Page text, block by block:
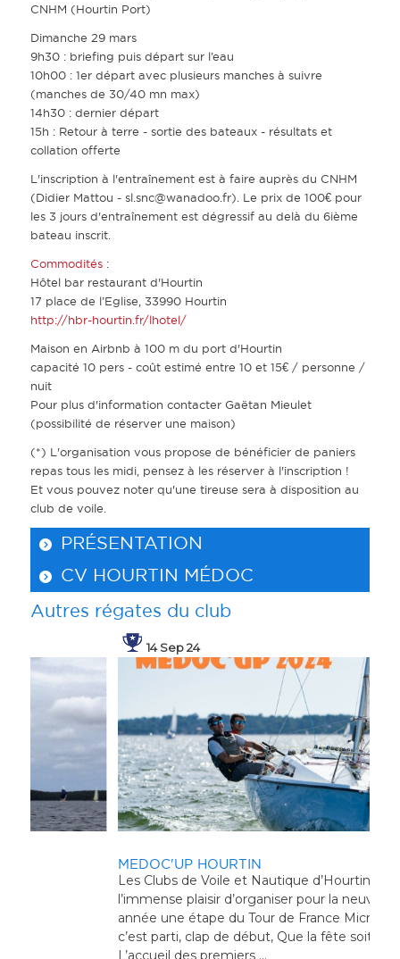
CNHM (Hourtin Port)
Dimanche 29 mars
9h30 : briefing puis départ sur l’eau
10h00 : 1er départ avec plusieurs manches à suivre
(manches de 30/40 mn max)
14h30 : dernier départ
15h : Retour à terre - sortie des bateaux - résultats et
collation offerte
L'inscription à l'entraînement est à faire auprès du CNHM
(Didier Mattou - sl.snc@wanadoo.fr). Le prix de 100€ pour
les 3 jours d'entraînement est dégressif au delà du 6ième
bateau inscrit.
Commodités :
Hôtel bar restaurant d'Hourtin
17 place de l’Eglise, 33990 Hourtin
http://hbr-hourtin.fr/lhotel/
Maison en Airbnb à 100 m du port d'Hourtin
capacité 10 pers - coût estimé entre 10 et 15€ / personne /
nuit
Pour plus d'information contacter Gaëtan Mieulet
(possibilité de réserver une maison)
(*) L'organisation vous propose de bénéficier de paniers
repas tous les midi, pensez à les réserver à l'inscription !
Et vous pouvez noter qu'une tireuse sera à disposition au
club de voile.
PRÉSENTATION
CV HOURTIN MÉDOC
Autres régates du club
MEDOC'UP HOURTIN
Les Clubs de Voile et Nautique d’Hourtin Médoc ont
l’immense plaisir d’organiser pour la neuvième
année une étape du Tour de France Micro. Allez
c’est parti, clap de début, Que la fête soit belle.
L’accueil des premiers ...